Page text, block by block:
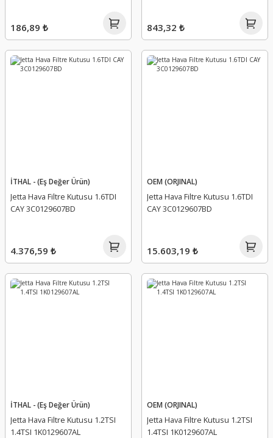
186,89 ₺ 843,32 ₺
İTHAL - (Eş Değer Ürün)
Jetta Hava Filtre Kutusu 1.6TDI
CAY 3C0129607BD
4.376,59 ₺
OEM (ORJINAL)
Jetta Hava Filtre Kutusu 1.6TDI
CAY 3C0129607BD
15.603,19 ₺
İTHAL - (Eş Değer Ürün)
Jetta Hava Filtre Kutusu 1.2TSI
1.4TSI 1K0129607AL
OEM (ORJINAL)
Jetta Hava Filtre Kutusu 1.2TSI
1.4TSI 1K0129607AL